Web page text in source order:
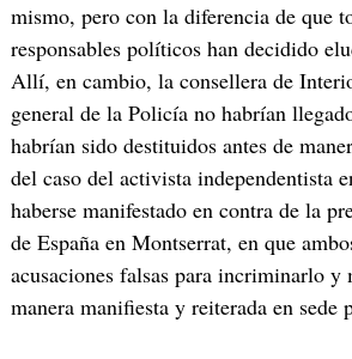
mismo, pero con la diferencia de que
responsables políticos han decidido
Allí, en cambio, la consellera de
general de la Policía no habrían
habrían sido destituidos antes de
del caso del activista independentista
haberse manifestado en contra de la
de España en Montserrat, en que
acusaciones falsas para incriminarlo y
manera manifiesta y reiterada en sede